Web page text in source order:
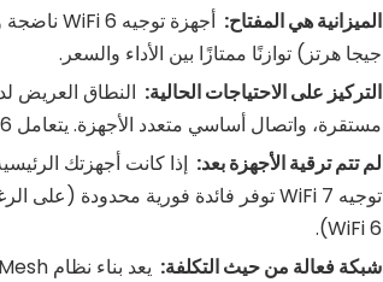
الميزانية هي المفتاح:
جيجا هرتز) توازنًا ممتازًا بين الأداء والسعر.
التركيز على الاحتياجات الحالية:
مستقرة، واتصال أساسي متعدد الأجهزة. يتعامل WiFi 6 مع هذا بسهولة.
لم تتم ترقية الأجهزة بعد:
WiFi 6).
شبكة فعالة من حيث التكلفة: يعد بناء نظام WiFi 6 Mesh للمنزل بالكامل هو الحل الأكثر اقتصادا حاليًا.